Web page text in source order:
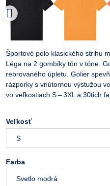
Športové polo klasického strihu
Léga na 2 gombíky tón v tóne.
rebrovaného úpletu. Golier
rázporky s vnútornou výstužou
vo veľkostiach S – 3XL a 30tich
Veľkosť
Farba